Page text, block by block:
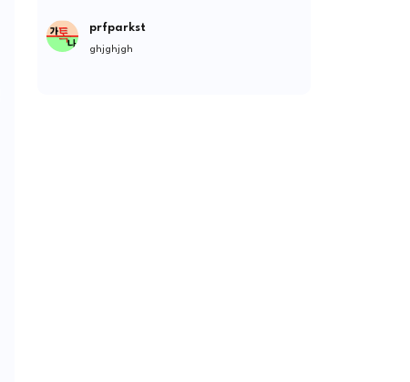
prfparkst
ghjghjgh